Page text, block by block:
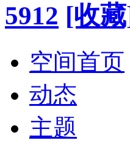
5912 [收
空间首页
动态
主题